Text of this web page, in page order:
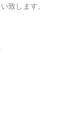
致します。